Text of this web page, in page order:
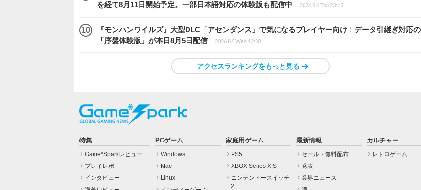
を経て8月11日開始予定。一部日本語対応の体験版も配信中
2026.8.6 Thu 23:15
『モンハンワイルズ』大型DLC「アセンダンス」で気になるプレイヤー向け！データ引継ぎ対応の
「序盤体験版」が本日8月5日配信
2026.8.5 Wed 12:30
アクセスランキングをもっと見る
特集
Game*Sparkレビュー
プレイレポ
インタビュー
PCゲーム
Windows
Mac
Linux
家庭用ゲーム
PS5
XBOX Series X|S
ニンテンドースイッチ
2
最新情報
セール・無料配布
発表
業界ニュース
カルチャー
レトロゲーム